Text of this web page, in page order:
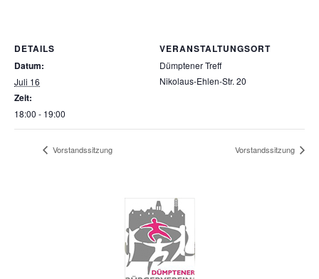
DETAILS
Datum:
Juli 16
Zeit:
18:00 - 19:00
VERANSTALTUNGSORT
Dümptener Treff
Nikolaus-Ehlen-Str. 20
Vorstandssitzung Vorstandssitzung